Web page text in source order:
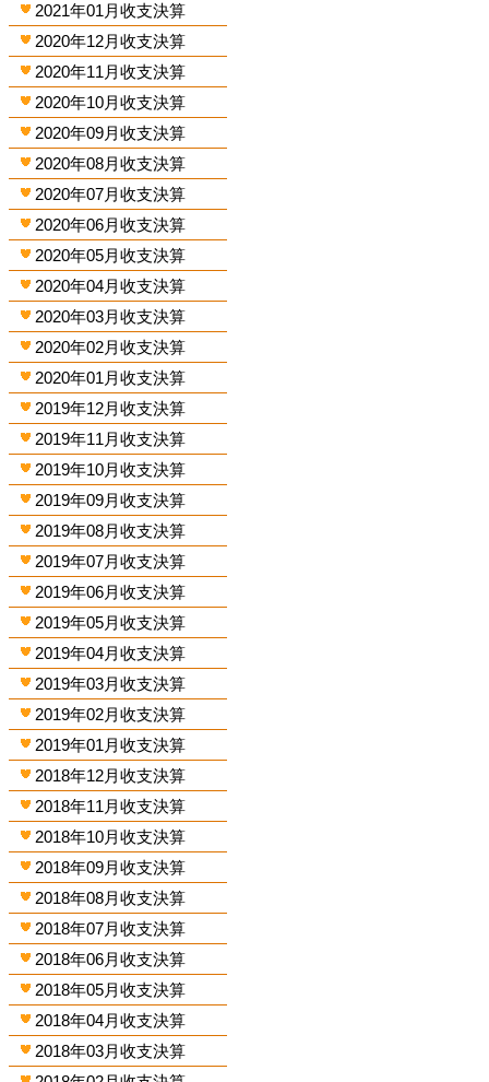
2021年01月收支決算
2020年12月收支決算
2020年11月收支決算
2020年10月收支決算
2020年09月收支決算
2020年08月收支決算
2020年07月收支決算
2020年06月收支決算
2020年05月收支決算
2020年04月收支決算
2020年03月收支決算
2020年02月收支決算
2020年01月收支決算
2019年12月收支決算
2019年11月收支決算
2019年10月收支決算
2019年09月收支決算
2019年08月收支決算
2019年07月收支決算
2019年06月收支決算
2019年05月收支決算
2019年04月收支決算
2019年03月收支決算
2019年02月收支決算
2019年01月收支決算
2018年12月收支決算
2018年11月收支決算
2018年10月收支決算
2018年09月收支決算
2018年08月收支決算
2018年07月收支決算
2018年06月收支決算
2018年05月收支決算
2018年04月收支決算
2018年03月收支決算